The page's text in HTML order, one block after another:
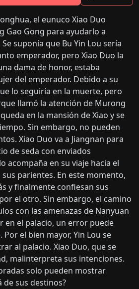
el eunuco Xiao Duo
Gao Gong para ayudarlo a
suponía que Bu Yin Lou sería
emperador, pero Xiao Duo la
dama de honor, estaba
del emperador. Debido a su
lo seguiría en la muerte, pero
llamó la atención de Murong
en la mansión de Xiao y se
Sin embargo, no pueden
Xiao Duo va a Jiangnan para
de seda con enviados
acompaña en su viaje hacia el
parientes. En este momento,
y finalmente confiesan sus
el otro. Sin embargo, el camino
con las amenazas de Nanyuan
en el palacio, un error puede
el bien mayor, Yin Lou se
al palacio. Xiao Duo, que se
malinterpreta sus intenciones.
solo pueden mostrar
de sus destinos?